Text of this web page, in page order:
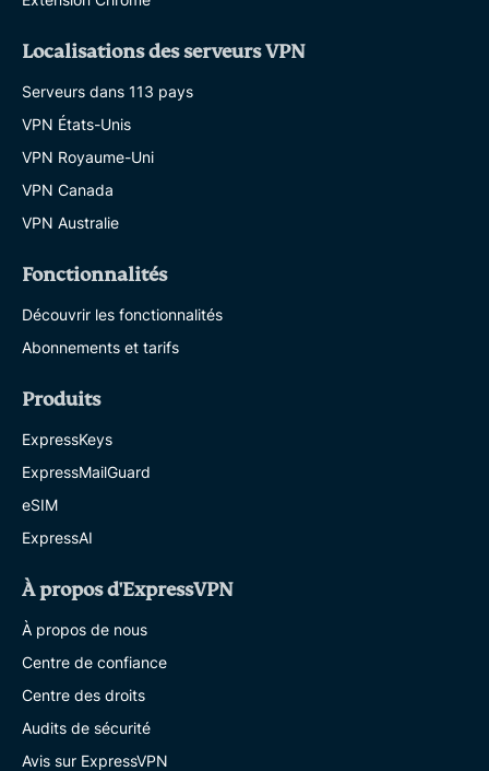
Localisations des serveurs VPN
Serveurs dans 113 pays
VPN États-Unis
VPN Royaume-Uni
VPN Canada
VPN Australie
Fonctionnalités
Découvrir les fonctionnalités
Abonnements et tarifs
Produits
ExpressKeys
ExpressMailGuard
eSIM
ExpressAI
À propos d'ExpressVPN
À propos de nous
Centre de confiance
Centre des droits
Audits de sécurité
Avis sur ExpressVPN